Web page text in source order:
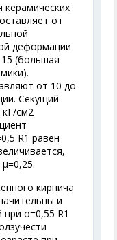
от
деформации
(большая
от 10 до
Секущий
кГ/см2
R1 равен
кирпича
и
при σ=0,55 R1